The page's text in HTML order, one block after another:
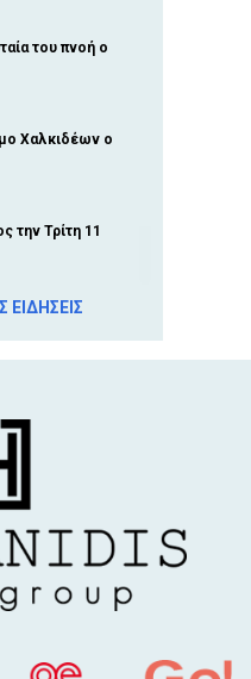
του πνοή ο
Χαλκιδέων ο
την Τρίτη 11
11 Αυγούστου
απατεώνα-
και
στη Χαλκίδα
ΕΙΔΗΣΕΙΣ